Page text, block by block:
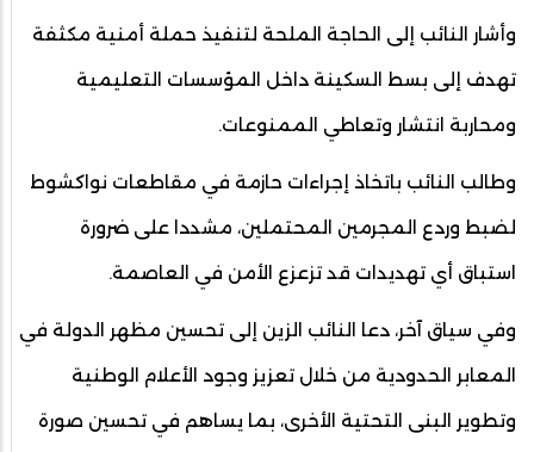
وأشار النائب إلى الحاجة الملحة لتنفيذ حملة أمنية مكثفة
تهدف إلى بسط السكينة داخل المؤسسات التعليمية
ومحاربة انتشار وتعاطي الممنوعات.
وطالب النائب باتخاذ إجراءات حازمة في مقاطعات نواكشوط
لضبط وردع المجرمين المحتملين، مشددا على ضرورة
استباق أي تهديدات قد تزعزع الأمن في العاصمة.
وفي سياق آخر، دعا النائب الزين إلى تحسين مظهر الدولة في
المعابر الحدودية من خلال تعزيز وجود الأعلام الوطنية
وتطوير البنى التحتية الأخرى، بما يساهم في تحسين صورة